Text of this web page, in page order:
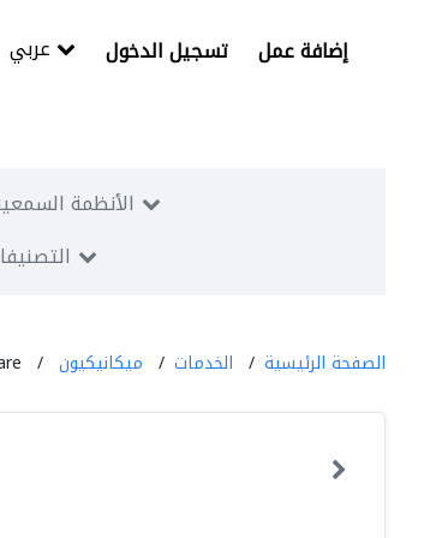
تسجيل الدخول إضافة عمل
الأنظمة
الصفحة الرئيسية الخدمات ميكانيكيون